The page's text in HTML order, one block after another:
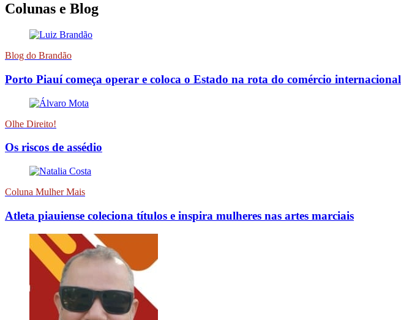
Colunas e Blog
Blog do Brandão
Porto Piauí começa operar e coloca o Estado na rota do comércio internacional
Olhe Direito!
Os riscos de assédio
Coluna Mulher Mais
Atleta piauiense coleciona títulos e inspira mulheres nas artes marciais